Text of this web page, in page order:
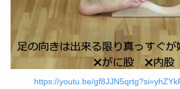
https://youtu.be/